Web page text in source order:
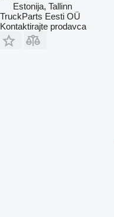
Estonija, Tallinn
TruckParts Eesti OÜ
Kontaktirajte prodavca